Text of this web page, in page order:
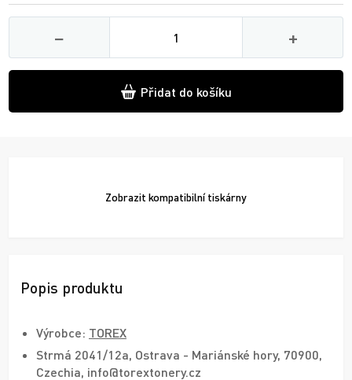
−
Množství
+
Přidat do košíku
Zobrazit kompatibilní tiskárny
Popis produktu
Výrobce: TOREX
Strmá 2041/12a, Ostrava - Mariánské hory, 70900,
Czechia, info@torextonery.cz